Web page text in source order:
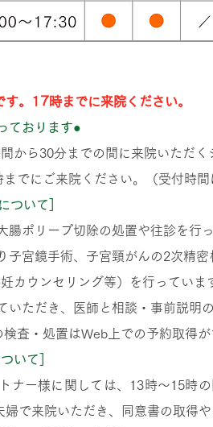
。17時までに来院ください。
ております●
から30分までの間に来院いただく
でにご来院ください。（受付時間
ついて］
腸ポリープ切除の処置や往診を行っ
子宮鏡手術、子宮頸がんの2次精
カウンセリング等）を行っていま
いただき、医師と相談・事前説明
検査・処置はWeb上での予約取得が
いて］
ナー様に関しては、13時～15時
で来院いただき、同意書の取得